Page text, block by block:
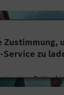
Service zu
eines
Service